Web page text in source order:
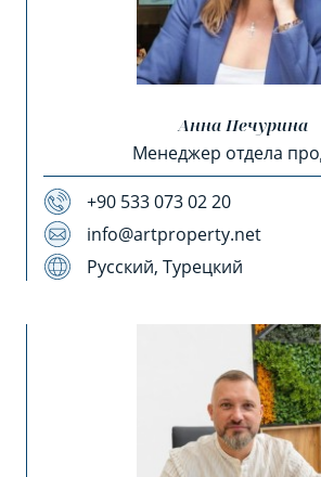
Анна Печурина
Менеджер отдела
+90 533 073 02 20
info@artproperty.net
Русский, Турецкий